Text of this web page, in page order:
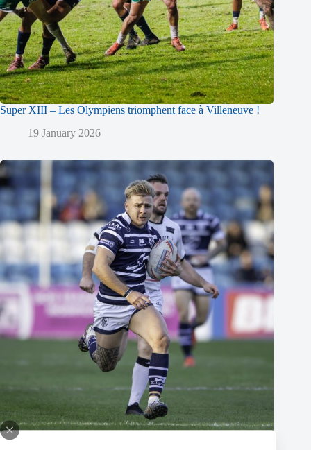
Super XIII – Les Olympiens triomphent face à Villeneuve !
19 January 2026
Thomas Lacans s’engage avec le Toulouse Olympique